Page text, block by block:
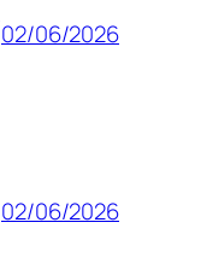
02/06/2026
02/06/2026